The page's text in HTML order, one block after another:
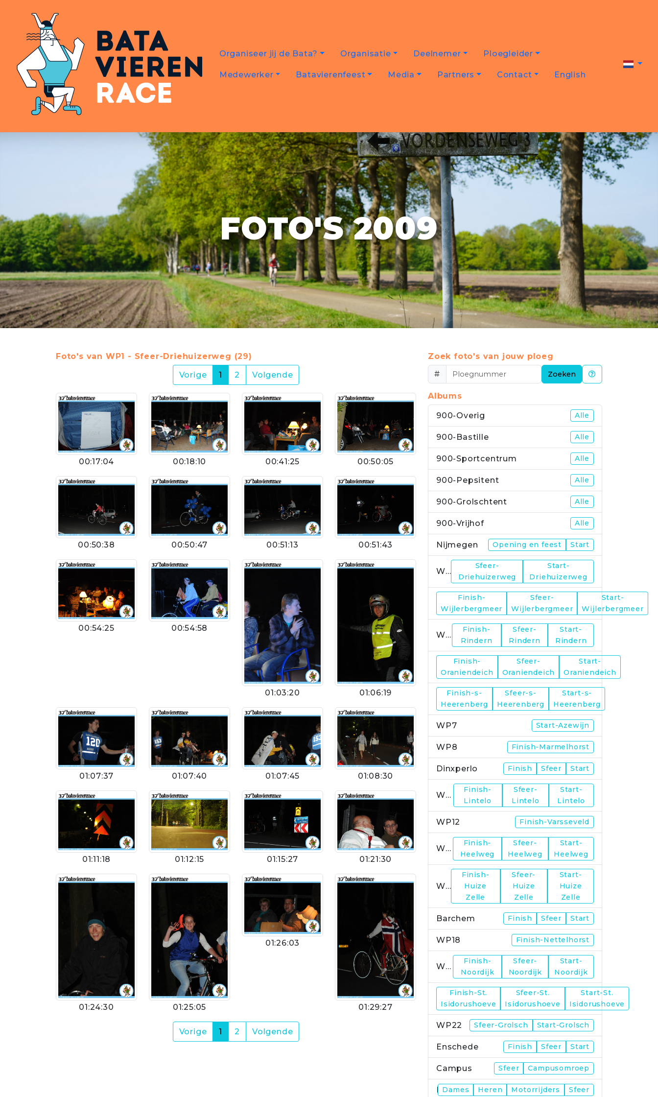
Organiseer jij de Bata? Organisatie Deelnemer Ploegleider
Medewerker Batavierenfeest Media Partners Contact English
FOTO'S 2009
Foto's van WP1 - Sfeer-Driehuizerweg (29)
Vorige
1 (current)
2 Volgende
00:17:04 00:18:10 00:41:25 00:50:05
00:50:38 00:50:47 00:51:13 00:51:43
00:54:25 00:54:58
01:03:20 01:06:19
01:07:37 01:07:40 01:07:45 01:08:30
01:11:18 01:12:15 01:15:27 01:21:30
01:24:30 01:25:05
01:26:03
01:29:27
Vorige 1 (current)
2 Volgende
Zoek foto's van jouw ploeg
#
Zoeken
Albums
900-Overig Alle
900-Bastille Alle
900-Sportcentrum Alle
900-Pepsitent Alle
900-Grolschtent Alle
900-Vrijhof Alle
Nijmegen Opening en feest Start
WP1
Sfeer-
Driehuizerweg
Start-
Driehuizerweg
Finish-
Wijlerbergmeer
Sfeer-
Wijlerbergmeer
Start-
Wijlerbergmeer
WP4
Finish-
Rindern
Sfeer-
Rindern
Start-
Rindern
Finish-
Oraniendeich
Sfeer-
Oraniendeich
Start-
Oraniendeich
Finish-s-
Heerenberg
Sfeer-s-
Heerenberg
Start-s-
Heerenberg
WP7 Start-Azewijn
WP8 Finish-Marmelhorst
Dinxperlo Finish Sfeer Start
WP11
Finish-
Lintelo
Sfeer-
Lintelo
Start-
Lintelo
WP12 Finish-Varsseveld
WP13
Finish-
Heelweg
Sfeer-
Heelweg
Start-
Heelweg
WP15
Finish-
Huize
Zelle
Sfeer-
Huize
Zelle
Start-
Huize
Zelle
Barchem Finish Sfeer Start
WP18 Finish-Nettelhorst
WP19
Finish-
Noordijk
Sfeer-
Noordijk
Start-
Noordijk
Finish-St.
Isidorushoeve
Sfeer-St.
Isidorushoeve
Start-St.
Isidorushoeve
WP22 Sfeer-Grolsch Start-Grolsch
Enschede Finish Sfeer Start
Campus Sfeer Campusomroep
Finish
Dames Heren Motorrijders Sfeer